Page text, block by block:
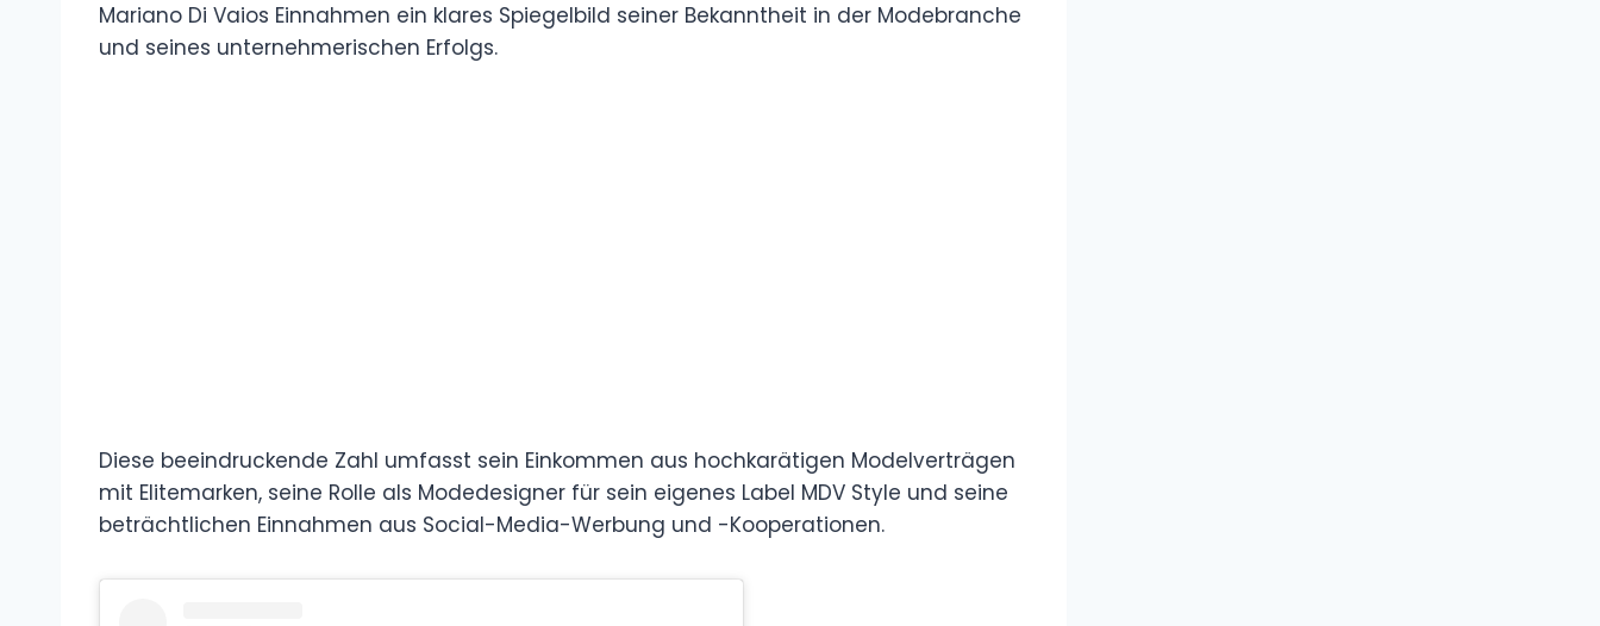
Mariano Di Vaios Einnahmen ein klares Spiegelbild seiner Bekanntheit in der Modebranche
und seines unternehmerischen Erfolgs.
Diese beeindruckende Zahl umfasst sein Einkommen aus hochkarätigen Modelverträgen
mit Elitemarken, seine Rolle als Modedesigner für sein eigenes Label MDV Style und seine
beträchtlichen Einnahmen aus Social-Media-Werbung und -Kooperationen.